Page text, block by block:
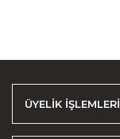
ÜYELİK İŞLEMLERİ